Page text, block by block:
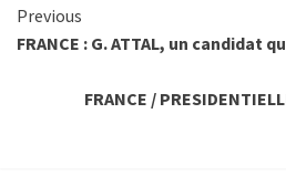
Previous
FRANCE : G. ATTAL, un candidat
FRANCE /